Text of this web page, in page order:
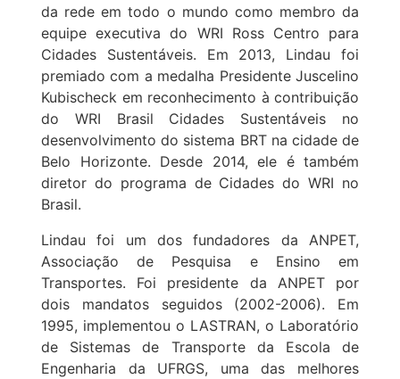
da rede em todo o mundo como membro da
equipe executiva do WRI Ross Centro para
Cidades Sustentáveis. Em 2013, Lindau foi
premiado com a medalha Presidente Juscelino
Kubischeck em reconhecimento à contribuição
do WRI Brasil Cidades Sustentáveis no
desenvolvimento do sistema BRT na cidade de
Belo Horizonte. Desde 2014, ele é também
diretor do programa de Cidades do WRI no
Brasil.
Lindau foi um dos fundadores da ANPET,
Associação de Pesquisa e Ensino em
Transportes. Foi presidente da ANPET por
dois mandatos seguidos (2002-2006). Em
1995, implementou o LASTRAN, o Laboratório
de Sistemas de Transporte da Escola de
Engenharia da UFRGS, uma das melhores